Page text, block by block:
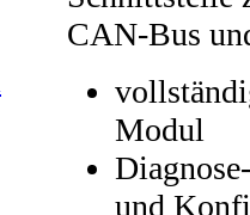
CAN-Bus
Modul
und